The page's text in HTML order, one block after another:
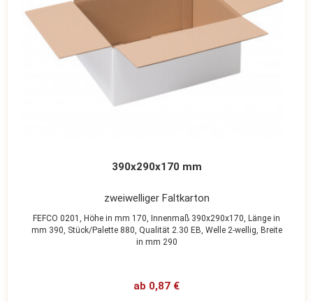
390x290x170 mm
zweiwelliger Faltkarton
FEFCO 0201, Höhe in mm 170, Innenmaß 390x290x170, Länge in
mm 390, Stück/Palette 880, Qualität 2.30 EB, Welle 2-wellig, Breite
in mm 290
ab 0,87 €